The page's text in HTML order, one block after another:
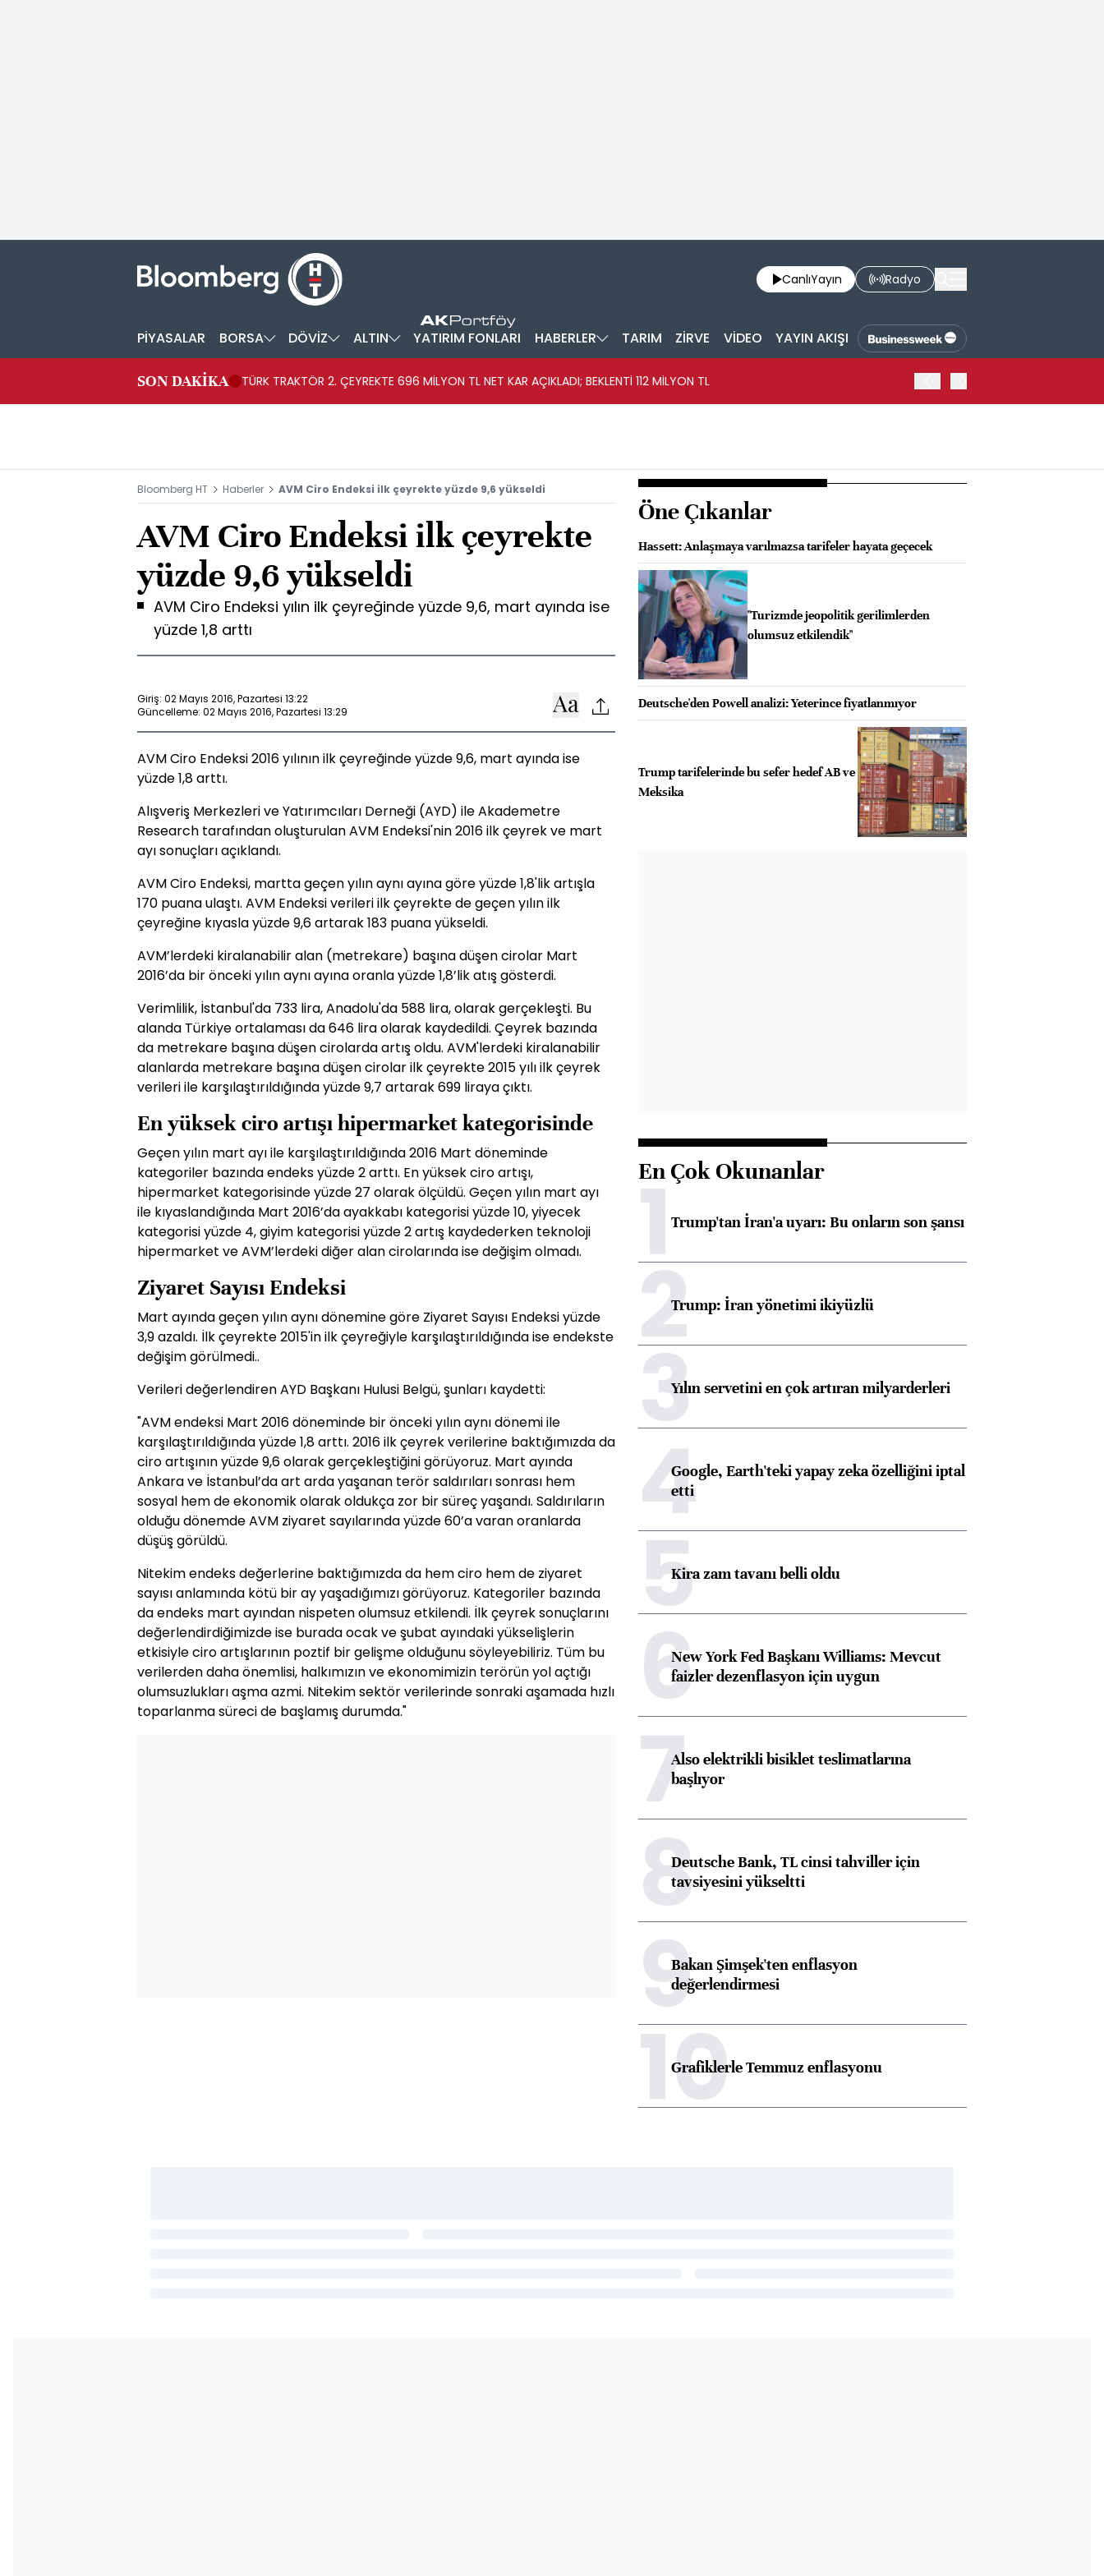
CanlıYayın Radyo
PİYASALAR BORSA DÖVİZ ALTIN YATIRIM FONLARI HABERLER TARIM ZİRVE VİDEO YAYIN AKIŞI
SON DAKİKA TÜRK TRAKTÖR 2. ÇEYREKTE 696 MİLYON TL NET KAR AÇIKLADI; BEKLENTİ 112 MİLYON TL
Bloomberg HT Haberler AVM Ciro Endeksi ilk çeyrekte yüzde 9,6 yükseldi
AVM Ciro Endeksi ilk çeyrekte
yüzde 9,6 yükseldi
AVM Ciro Endeksi yılın ilk çeyreğinde yüzde 9,6, mart ayında ise
yüzde 1,8 arttı
Giriş: 02 Mayıs 2016, Pazartesi 13:22
Güncelleme: 02 Mayıs 2016, Pazartesi 13:29
AVM Ciro Endeksi 2016 yılının ilk çeyreğinde yüzde 9,6, mart ayında ise
yüzde 1,8 arttı.
Alışveriş Merkezleri ve Yatırımcıları Derneği (AYD) ile Akademetre
Research tarafından oluşturulan AVM Endeksi'nin 2016 ilk çeyrek ve mart
ayı sonuçları açıklandı.
AVM Ciro Endeksi, martta geçen yılın aynı ayına göre yüzde 1,8'lik artışla
170 puana ulaştı. AVM Endeksi verileri ilk çeyrekte de geçen yılın ilk
çeyreğine kıyasla yüzde 9,6 artarak 183 puana yükseldi.
AVM’lerdeki kiralanabilir alan (metrekare) başına düşen cirolar Mart
2016’da bir önceki yılın aynı ayına oranla yüzde 1,8’lik atış gösterdi.
Verimlilik, İstanbul'da 733 lira, Anadolu'da 588 lira, olarak gerçekleşti. Bu
alanda Türkiye ortalaması da 646 lira olarak kaydedildi. Çeyrek bazında
da metrekare başına düşen cirolarda artış oldu. AVM'lerdeki kiralanabilir
alanlarda metrekare başına düşen cirolar ilk çeyrekte 2015 yılı ilk çeyrek
verileri ile karşılaştırıldığında yüzde 9,7 artarak 699 liraya çıktı.
En yüksek ciro artışı hipermarket kategorisinde
Geçen yılın mart ayı ile karşılaştırıldığında 2016 Mart döneminde
kategoriler bazında endeks yüzde 2 arttı. En yüksek ciro artışı,
hipermarket kategorisinde yüzde 27 olarak ölçüldü. Geçen yılın mart ayı
ile kıyaslandığında Mart 2016’da ayakkabı kategorisi yüzde 10, yiyecek
kategorisi yüzde 4, giyim kategorisi yüzde 2 artış kaydederken teknoloji
hipermarket ve AVM’lerdeki diğer alan cirolarında ise değişim olmadı.
Ziyaret Sayısı Endeksi
Mart ayında geçen yılın aynı dönemine göre Ziyaret Sayısı Endeksi yüzde
3,9 azaldı. İlk çeyrekte 2015'in ilk çeyreğiyle karşılaştırıldığında ise endekste
değişim görülmedi..
Verileri değerlendiren AYD Başkanı Hulusi Belgü, şunları kaydetti:
"AVM endeksi Mart 2016 döneminde bir önceki yılın aynı dönemi ile
karşılaştırıldığında yüzde 1,8 arttı. 2016 ilk çeyrek verilerine baktığımızda da
ciro artışının yüzde 9,6 olarak gerçekleştiğini görüyoruz. Mart ayında
Ankara ve İstanbul’da art arda yaşanan terör saldırıları sonrası hem
sosyal hem de ekonomik olarak oldukça zor bir süreç yaşandı. Saldırıların
olduğu dönemde AVM ziyaret sayılarında yüzde 60’a varan oranlarda
düşüş görüldü.
Nitekim endeks değerlerine baktığımızda da hem ciro hem de ziyaret
sayısı anlamında kötü bir ay yaşadığımızı görüyoruz. Kategoriler bazında
da endeks mart ayından nispeten olumsuz etkilendi. İlk çeyrek sonuçlarını
değerlendirdiğimizde ise burada ocak ve şubat ayındaki yükselişlerin
etkisiyle ciro artışlarının poztif bir gelişme olduğunu söyleyebiliriz. Tüm bu
verilerden daha önemlisi, halkımızın ve ekonomimizin terörün yol açtığı
olumsuzlukları aşma azmi. Nitekim sektör verilerinde sonraki aşamada hızlı
toparlanma süreci de başlamış durumda."
Öne Çıkanlar
Hassett: Anlaşmaya varılmazsa tarifeler hayata geçecek
"Turizmde jeopolitik gerilimlerden
olumsuz etkilendik"
Deutsche'den Powell analizi: Yeterince fiyatlanmıyor
Trump tarifelerinde bu sefer hedef AB ve
Meksika
En Çok Okunanlar
1Trump'tan İran'a uyarı: Bu onların son şansı
2Trump: İran yönetimi ikiyüzlü
3Yılın servetini en çok artıran milyarderleri
4Google, Earth'teki yapay zeka özelliğini iptal
etti
5Kira zam tavanı belli oldu
6New York Fed Başkanı Williams: Mevcut
faizler dezenflasyon için uygun
7Also elektrikli bisiklet teslimatlarına
başlıyor
8Deutsche Bank, TL cinsi tahviller için
tavsiyesini yükseltti
9Bakan Şimşek'ten enflasyon
değerlendirmesi
10
Grafiklerle Temmuz enflasyonu